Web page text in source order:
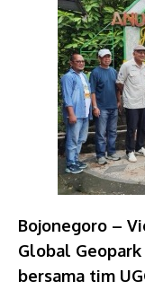
Bojonegoro –
Global Geopark
bersama tim